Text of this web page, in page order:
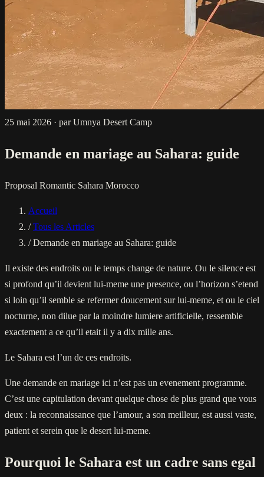
25 mai 2026 · par Umnya Desert Camp
Demande en mariage au Sahara: guide
Proposal Romantic Sahara Morocco
Accueil
/ Tous les Articles
/ Demande en mariage au Sahara: guide
Il existe des endroits ou le temps change de nature. Ou le silence est
si profond qu’il devient lui-meme une presence, ou l’horizon s’etend
si loin qu’il semble se refermer doucement sur lui-meme, et ou le ciel
nocturne, non dilue par la moindre lumiere artificielle, ressemble
exactement a ce qu’il etait il y a dix mille ans.
Le Sahara est l’un de ces endroits.
Une demande en mariage ici n’est pas un evenement programme.
C’est une capitulation devant quelque chose de plus grand que vous
deux : la reconnaissance que l’amour, a son meilleur, est aussi vaste,
patient et serein que le desert lui-meme.
Pourquoi le Sahara est un cadre sans egal